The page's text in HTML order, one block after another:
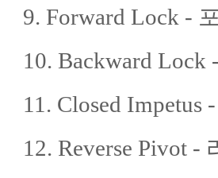
9. Forward Lock -
10. Backward Lock
11. Closed
12. Reverse Pivot -